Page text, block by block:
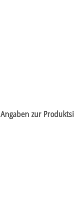
Angaben zur